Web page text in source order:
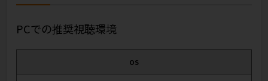
PCでの推奨視聴環境
OS